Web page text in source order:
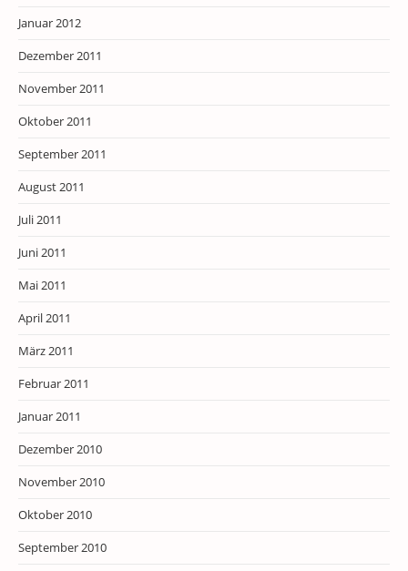
Januar 2012
Dezember 2011
November 2011
Oktober 2011
September 2011
August 2011
Juli 2011
Juni 2011
Mai 2011
April 2011
März 2011
Februar 2011
Januar 2011
Dezember 2010
November 2010
Oktober 2010
September 2010